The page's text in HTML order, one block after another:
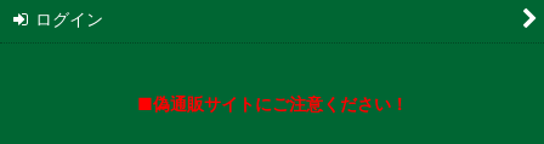
ログイン
■偽通販サイトにご注意ください！